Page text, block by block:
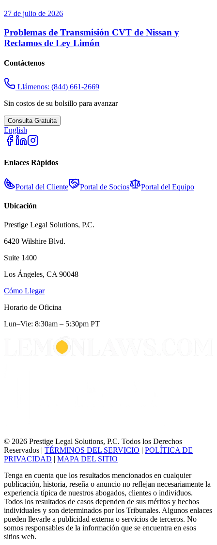
27 de julio de 2026
Problemas de Transmisión CVT de Nissan y
Reclamos de Ley Limón
Contáctenos
Llámenos: (844) 661-2669
Sin costos de su bolsillo para avanzar
Consulta Gratuita
English
Enlaces Rápidos
Portal del Cliente Portal de Socios Portal del Equipo
Ubicación
Prestige Legal Solutions, P.C.
6420 Wilshire Blvd.
Suite 1400
Los Ángeles, CA 90048
Cómo Llegar
Horario de Oficina
Lun–Vie: 8:30am – 5:30pm PT
© 2026 Prestige Legal Solutions, P.C. Todos los Derechos
Reservados | TÉRMINOS DEL SERVICIO | POLÍTICA DE
PRIVACIDAD | MAPA DEL SITIO
Tenga en cuenta que los resultados mencionados en cualquier
publicación, historia, reseña o anuncio no reflejan necesariamente la
experiencia típica de nuestros abogados, clientes o individuos.
Todos los resultados de casos dependen de sus méritos y hechos
individuales y son determinados por los Tribunales. Algunos enlaces
pueden llevarle a publicidad externa o servicios de terceros. No
somos responsables de la información que se encuentra en esos
sitios web.